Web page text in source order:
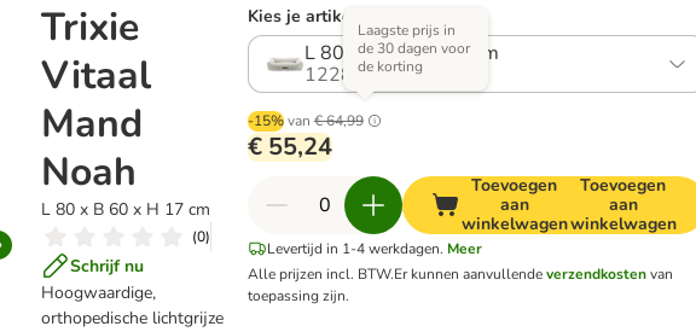
Trixie
Vitaal
Mand
Noah
L 80 x B 60 x H 17 cm
(0)
Schrijf nu
Hoogwaardige,
orthopedische lichtgrijze
Kies je artikel (2 varianten)
L 80 x B 60 x H 17 cm
1228076.0
-15% van € 64,99
Laagste prijs in
de 30 dagen voor
de korting
€ 55,24
Toevoegen
aan
winkelwagen
Toevoegen
aan
winkelwagen
Levertijd in 1-4 werkdagen. Meer
Alle prijzen incl. BTW.Er kunnen aanvullendeverzendkostenvan
toepassing zijn.